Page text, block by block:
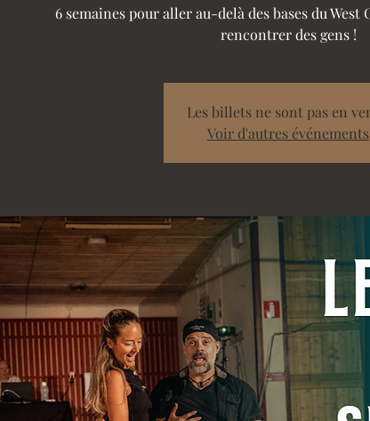
6 semaines pour aller au-delà des bases du West
rencontrer des gens !
Les billets ne sont pas en
Voir d'autres événements